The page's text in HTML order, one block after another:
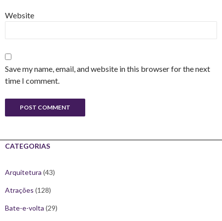
Website
Save my name, email, and website in this browser for the next
time I comment.
CATEGORIAS
Arquitetura (43)
Atrações (128)
Bate-e-volta (29)